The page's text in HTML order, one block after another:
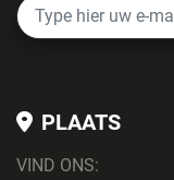
PLAATS
VIND ONS: